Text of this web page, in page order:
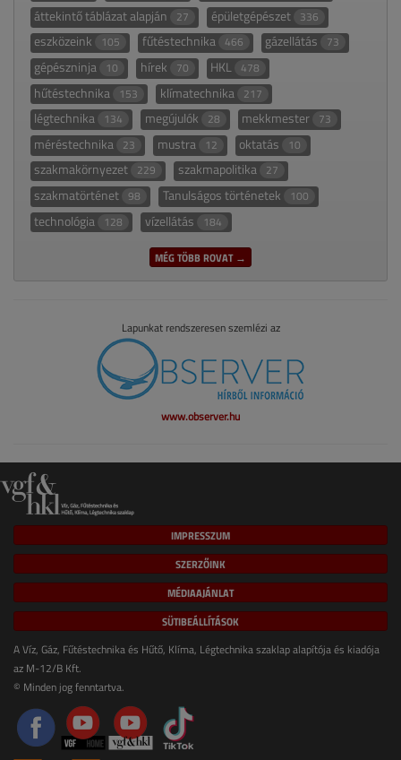
áttekintő táblázat alapján 27 épületgépészet 336
eszközeink 105 fűtéstechnika 466 gázellátás 73
gépészninja 10 hírek 70 HKL 478
hűtéstechnika 153 klímatechnika 217
légtechnika 134 megújulók 28 mekkmester 73
méréstechnika 23 mustra 12 oktatás 10
szakmakörnyezet 229 szakmapolitika 27
szakmatörténet 98 Tanulságos történetek 100
technológia 128 vízellátás 184
MÉG TÖBB ROVAT →
Lapunkat rendszeresen szemlézi az
www.observer.hu
IMPRESSZUM
SZERZŐINK
MÉDIAAJÁNLAT
SÜTIBEÁLLÍTÁSOK
A Víz, Gáz, Fűtéstechnika és Hűtő, Klíma, Légtechnika szaklap alapítója és kiadója
az M-12/B Kft.
© Minden jog fenntartva.